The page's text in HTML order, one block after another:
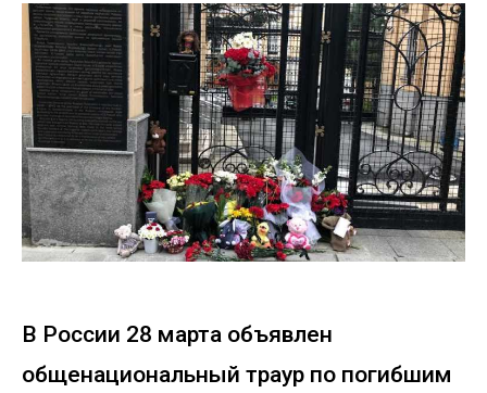
В России 28 марта объявлен
общенациональный траур по погибшим